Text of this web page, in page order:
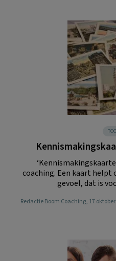
coaching. Een kaart
gevoel, dat is
Redactie Boom Coaching, 17